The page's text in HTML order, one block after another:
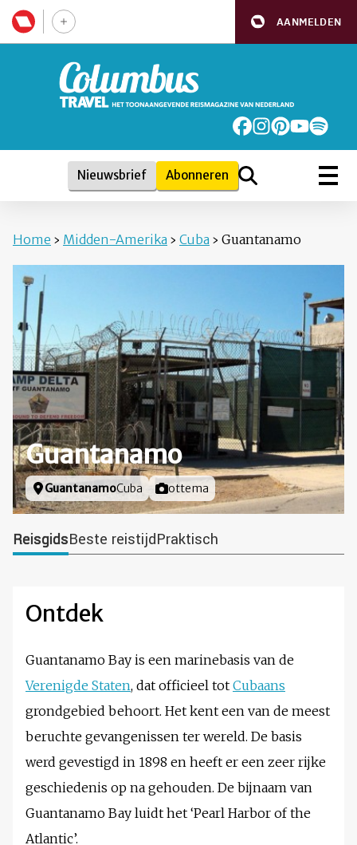
AANMELDEN
Nieuwsbrief Abonneren
Home › Midden-Amerika › Cuba › Guantanamo
Guantanamo
Locatie
GuantanamoCuba Foto door
ottema
ReisgidsBeste reistijdPraktisch
Ontdek
Guantanamo Bay is een marinebasis van de
Verenigde Staten, dat officieel tot Cubaans
grondgebied behoort. Het kent een van de meest
beruchte gevangenissen ter wereld. De basis
werd gevestigd in 1898 en heeft er een zeer rijke
geschiedenis op na gehouden. De bijnaam van
Guantanamo Bay luidt het ‘Pearl Harbor of the
Atlantic’.